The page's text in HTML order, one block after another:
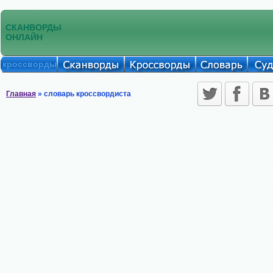
СКАНВОРДЫ
ОНЛАЙН
кроссворды
Главная » словарь кроссвордиста